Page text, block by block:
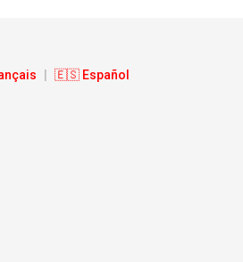
🇪🇸 Español